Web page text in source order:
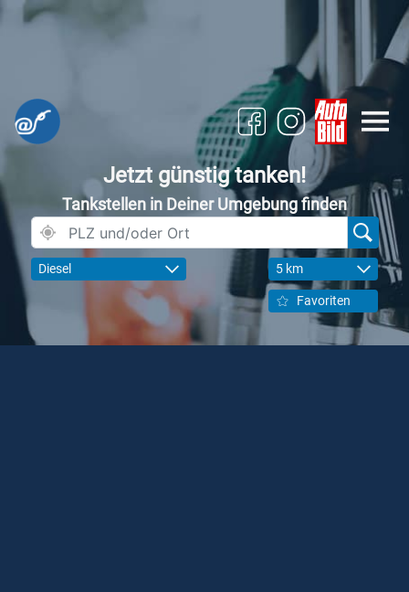
Jetzt günstig tanken!
Tankstellen in Deiner Umgebung finden
Diesel 5 km
Favoriten